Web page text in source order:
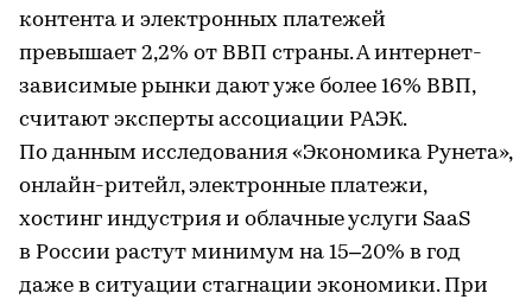
контента и электронных платежей
превышает 2,2% от ВВП страны. А интернет-
зависимые рынки дают уже более 16% ВВП,
считают эксперты ассоциации РАЭК.
По данным исследования «Экономика Рунета»,
онлайн-ритейл, электронные платежи,
хостинг индустрия и облачные услуги SaaS
в России растут минимум на 15–20% в год
даже в ситуации стагнации экономики. При